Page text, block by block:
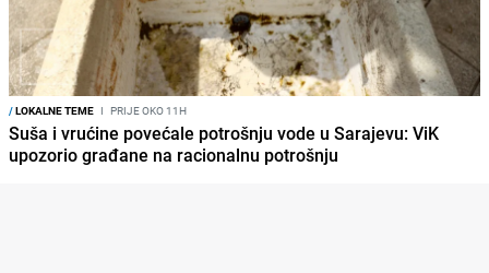
/LOKALNE TEME I PRIJE OKO 11H
Suša i vrućine povećale potrošnju vode u Sarajevu: ViK
upozorio građane na racionalnu potrošnju